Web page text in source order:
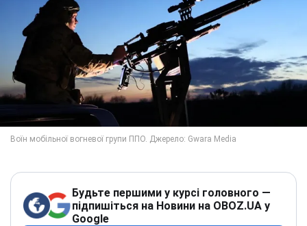
Будьте першими у курсі головного —
підпишіться на Новини на OBOZ.UA у
Google